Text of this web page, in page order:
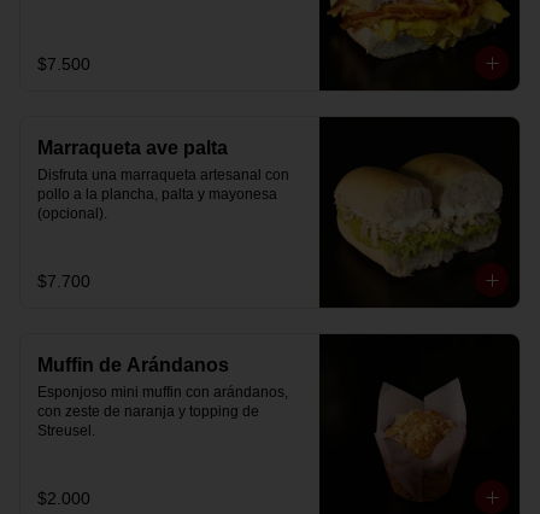
$7.500
Marraqueta ave palta
Disfruta una marraqueta artesanal con
pollo a la plancha, palta y mayonesa
(opcional).
$7.700
Muffin de Arándanos
Esponjoso mini muffin con arándanos,
con zeste de naranja y topping de
Streusel.
$2.000